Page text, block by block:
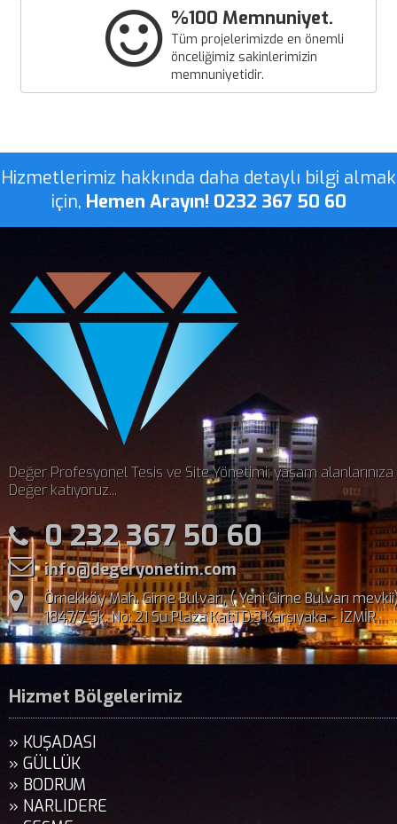
%100 Memnuniyet.
Tüm projelerimizde en önemli
önceliğimiz sakinlerimizin
memnuniyetidir.
Hizmetlerimiz hakkında daha detaylı bilgi almak
için, Hemen Arayın! 0232 367 50 60
Değer Profesyonel Tesis ve Site Yönetimi; yaşam alanlarınıza
Değer katıyoruz...
0 232 367 50 60
info@degeryonetim.com
Örnekköy Mah. Girne Bulvarı, ( Yeni Girne Bulvarı
1847/7 Sk. No: 21 Su Plaza Kat:1 D:3 Karşıyaka - İZMİR
Hizmet Bölgelerimiz
» KUŞADASI
» GÜLLÜK
» BODRUM
» NARLIDERE